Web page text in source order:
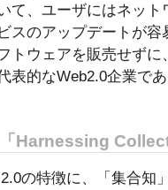
て、ユーザにはネッ
スのアップデートが
トウェアを販売せず
表的なWeb2.0企業で
Harnessing
の特徴に、「集合知